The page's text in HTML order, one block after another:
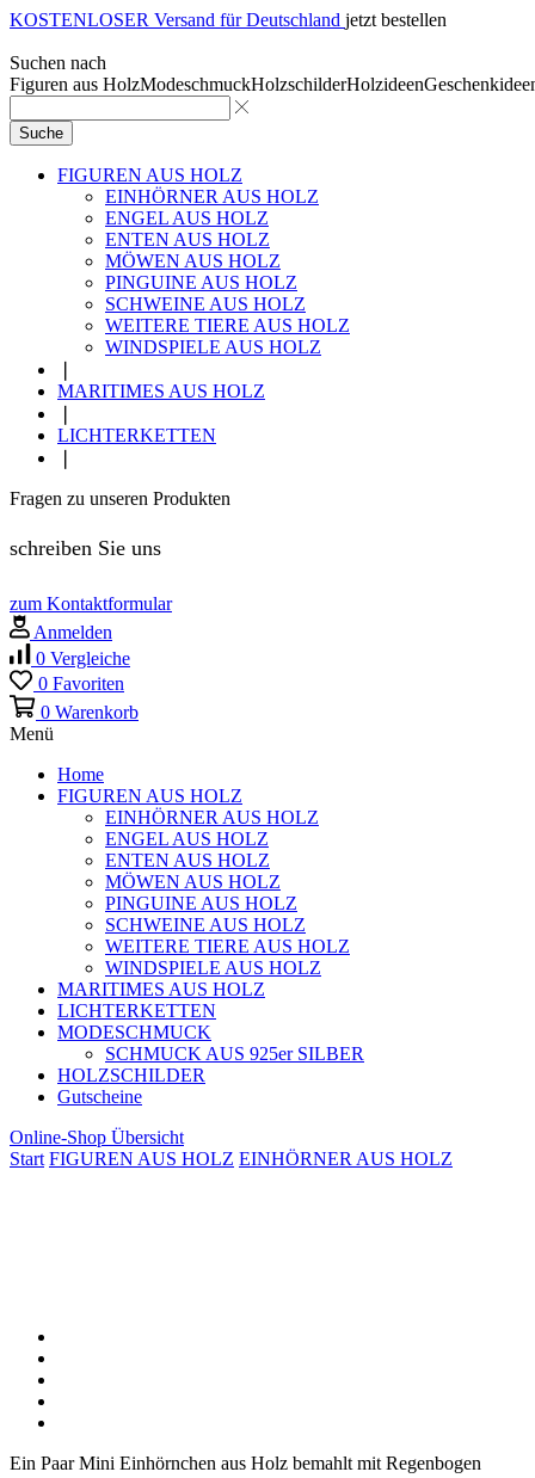
KOSTENLOSER Versand für Deutschland jetzt bestellen
Suchen nach
Figuren aus HolzModeschmuckHolzschilderHolzideen
Suche
FIGUREN AUS HOLZ
EINHÖRNER AUS HOLZ
ENGEL AUS HOLZ
ENTEN AUS HOLZ
MÖWEN AUS HOLZ
PINGUINE AUS HOLZ
SCHWEINE AUS HOLZ
WEITERE TIERE AUS HOLZ
WINDSPIELE AUS HOLZ
MARITIMES AUS HOLZ
LICHTERKETTEN
Fragen zu unseren Produkten
schreiben Sie uns
zum Kontaktformular
Anmelden
0 Vergleiche
0 Favoriten
0 Warenkorb
Menü
Home
FIGUREN AUS HOLZ
EINHÖRNER AUS HOLZ
ENGEL AUS HOLZ
ENTEN AUS HOLZ
MÖWEN AUS HOLZ
PINGUINE AUS HOLZ
SCHWEINE AUS HOLZ
WEITERE TIERE AUS HOLZ
WINDSPIELE AUS HOLZ
MARITIMES AUS HOLZ
LICHTERKETTEN
MODESCHMUCK
SCHMUCK AUS 925er SILBER
HOLZSCHILDER
Gutscheine
Online-Shop Übersicht
Start FIGUREN AUS HOLZ EINHÖRNER AUS HOLZ
Ein Paar Mini Einhörnchen aus Holz bemahlt mit Regenbogen